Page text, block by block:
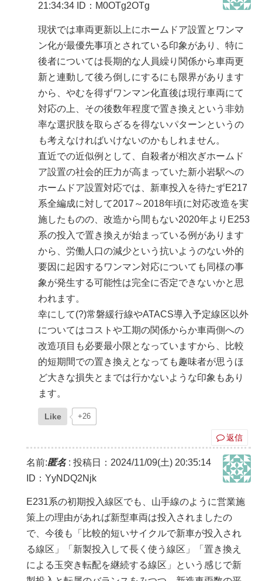
21:34:34 ID：M0OTg2OTg
現状では車両更新以上にホームドア設置とワンマ
ン化が最優先事項とされている印象があり、特に
後者については長期的な人員繰り関係から車両更
新と連動して後ろ倒しにするにも限界があります
から、やむを得ずワンマン化直後は現行車両にて
対応の上、その後数年程度で置き換えという非効
率な選択肢を取らざるを得ないパターンというの
も考えなければいけないのかもしれません。
直近での近似例として、自殺者が相次ぎホームド
ア設置の社会的圧力が高まっていた新小岩駅への
ホームドア設置対応では、新車投入を待たずE217
系全編成に対して2017～2018年頃に対応改造を実
施したものの、改造から間もない2020年よりE253
系の投入で置き換えが始まっている例があります
から、労働人口の減少という抗いようのない外的
要因に起因するワンマン対応についても同様の事
象が発生する可能性は完全に否定できないかと思
われます。
幸にして(?)常磐緩行線やATACS導入予定線区以外
についてはコストや工期の関係からか車両側への
改造項目も必要最小限となっていますから、比較
的短期間での置き換えとなっても趣味者が思うほ
ど大きな損失とまでは行かないような印象もあり
ます。
Like +26
返信
名前:匿名: 投稿日：2024/11/09(土) 20:35:14
ID：YyNDQ2Njk
E231系の初期投入線区でも、山手線のように営業施
策上の理由があれば新型車両は投入されましたの
で、今後も「比較的短いサイクルで新車が投入され
る線区」「新製投入して長く使う線区」「置き換え
による玉突き転配を継続する線区」という感じで新